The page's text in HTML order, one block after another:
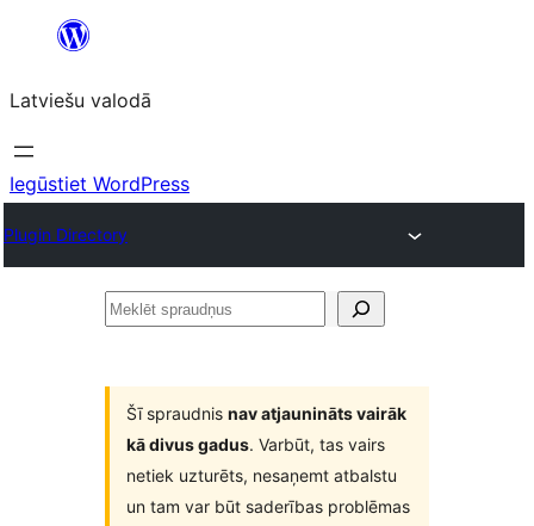
Pāriet
saturu
Latviešu valodā
Iegūstiet WordPress
Plugin Directory
Meklēt
Šī spraudnis nav atjaunināts vairāk
kā divus gadus. Varbūt, tas vairs
netiek uzturēts, nesaņemt atbalstu
un tam var būt saderības problēmas